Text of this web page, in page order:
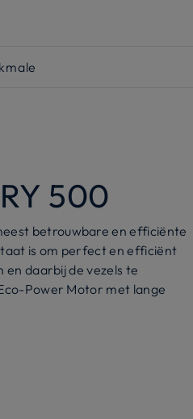
500
betrouwbare en efficiënte
is om perfect en efficiënt
en daarbij de vezels te
Power Motor met lange